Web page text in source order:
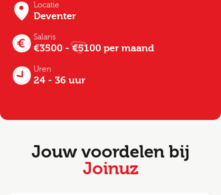
Locatie
Deventer
Salaris
€3500 - €5100 per maand
Uren
24 - 36 uur
Jouw voordelen bij
Joinuz